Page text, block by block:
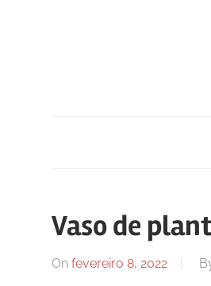
notícias
FilaCap
informações
relevantes.
Vaso de
On fevereiro 8, 2022